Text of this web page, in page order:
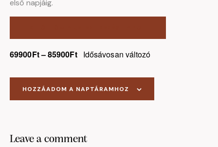
első napjáig.
69900Ft – 85900Ft Idősávosan változó
HOZZÁADOM A NAPTÁRAMHOZ
Leave a comment